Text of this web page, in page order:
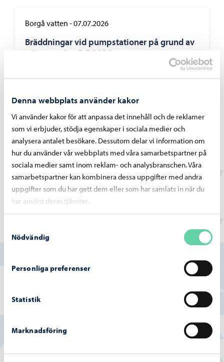
Denna webbplats använder kakor
Vi använder kakor för att anpassa det innehåll och de reklamer
som vi erbjuder, stödja egenskaper i sociala medier och
analysera antalet besökare. Dessutom delar vi information om
hur du använder vår webbplats med våra samarbetspartner på
sociala medier samt inom reklam- och analysbranschen. Våra
samarbetspartner kan kombinera dessa uppgifter med andra
uppgifter som du har gett dem eller som har samlats in när du
har använt deras tjänster.
Nödvändig
Personliga preferenser
Statistik
Marknadsföring
Borgå vatten -07.07.2026
Bräddningar vid pumpstationer på grund av
störtregn 4. – 5.7.2026
Borgå vatten -02.07.2026
Vattentjänstarbeten i Haikobranten 2
området framskrider
Hittade du vad du sökte?